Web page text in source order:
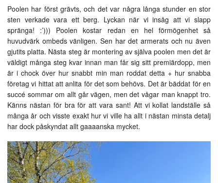
Poolen har först grävts, och det var några långa stunder en stor
sten verkade vara ett berg. Lyckan när vi insåg att vi slapp
spränga! :’))) Poolen kostar redan en hel förmögenhet så
huvudvärk ombeds vänligen. Sen har det armerats och nu även
gjutits platta. Nästa steg är montering av själva poolen men det är
väldigt många steg kvar innan man får sig sitt premiärdopp, men
är i chock över hur snabbt min man roddat detta + hur snabba
företag vi hittat att anlita för det som behövs. Det är bäddat för en
succé sommar om allt går vägen, men det vågar man knappt tro.
Känns nästan för bra för att vara sant! Att vi kollat landställe så
många år och visste exakt hur vi ville ha allt i nästan minsta detalj
har dock påskyndat allt gaaaanska mycket.